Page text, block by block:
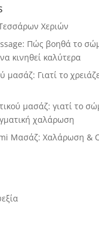
Χεριών
Πώς βοηθά το
κινηθεί καλύτερα
μασάζ: Γιατί το
μασάζ: γιατί το
χαλάρωση
Μασάζ: Χαλάρωση &